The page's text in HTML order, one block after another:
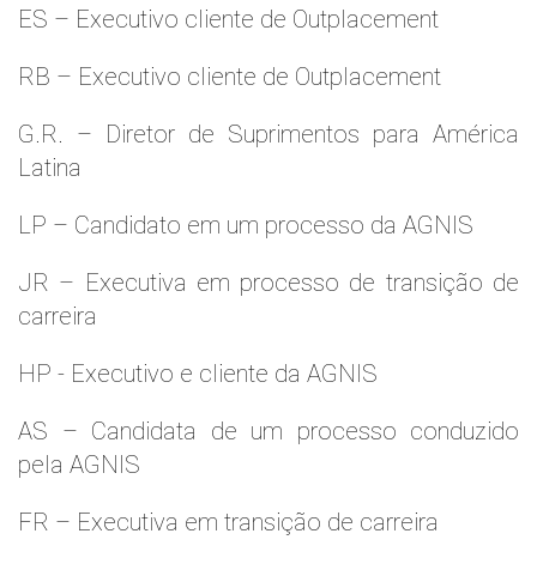
ES – Executivo cliente de Outplacement
RB – Executivo cliente de Outplacement
G.R. – Diretor de Suprimentos para América
Latina
LP – Candidato em um processo da AGNIS
JR – Executiva em processo de transição de
carreira
HP - Executivo e cliente da AGNIS
AS – Candidata de um processo conduzido
pela AGNIS
FR – Executiva em transição de carreira